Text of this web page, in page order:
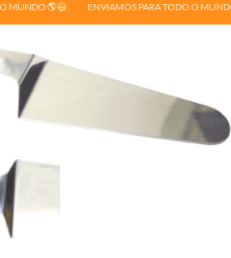
🌎😃 ENVIAMOS PARA TODO O MUNDO 🌎😃